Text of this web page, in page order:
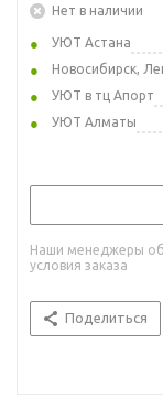
Нет в наличии
УЮТ Астана
Новосибирск,
УЮТ в тц Апорт
УЮТ Алматы
Наши менеджеры
условия заказа
Поделиться